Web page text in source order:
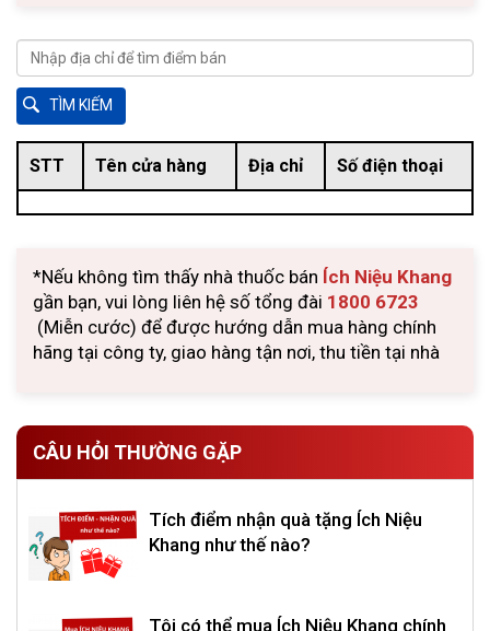
STT Tên cửa hàng Địa chỉ Số điện thoại
*Nếu không tìm thấy nhà thuốc bán Ích Niệu Khang
gần bạn, vui lòng liên hệ số tổng đài 1800 6723
(Miễn cước) để được hướng dẫn mua hàng chính
hãng tại công ty, giao hàng tận nơi, thu tiền tại nhà
CÂU HỎI THƯỜNG GẶP
Tích điểm nhận quà tặng Ích Niệu
Khang như thế nào?
Tôi có thể mua Ích Niệu Khang chính